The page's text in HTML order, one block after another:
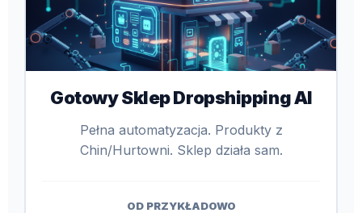
Gotowy Sklep Dropshipping AI
Pełna automatyzacja. Produkty z
Chin/Hurtowni. Sklep działa sam.
OD PRZYKŁADOWO